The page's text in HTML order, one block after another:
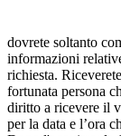
dovrete soltanto
informazioni
richiesta.
fortunata persona
diritto a ricevere il
per la data e l’ora